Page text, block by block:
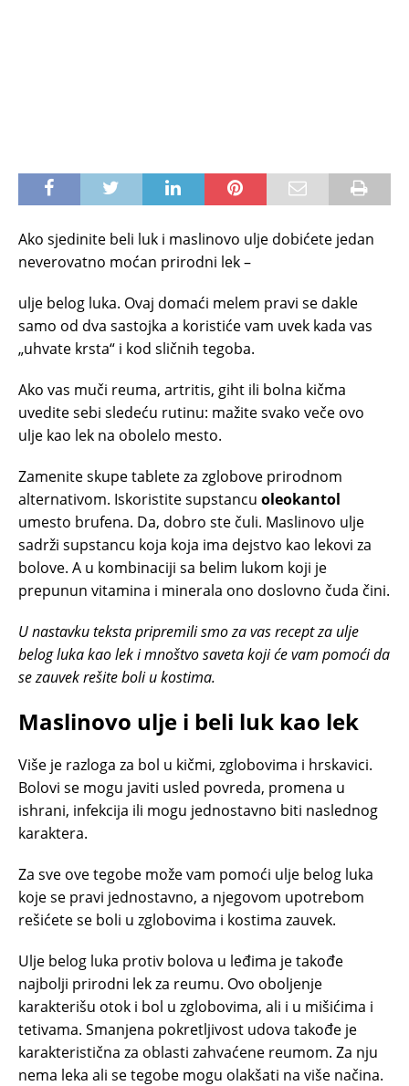
Ako sjedinite beli luk i maslinovo ulje dobićete jedan
neverovatno moćan prirodni lek –
ulje belog luka. Ovaj domaći melem pravi se dakle
samo od dva sastojka a koristiće vam uvek kada vas
„uhvate krsta“ i kod sličnih tegoba.
Ako vas muči reuma, artritis, giht ili bolna kičma
uvedite sebi sledeću rutinu: mažite svako veče ovo
ulje kao lek na obolelo mesto.
Zamenite skupe tablete za zglobove prirodnom
alternativom. Iskoristite supstancu oleokantol
umesto brufena. Da, dobro ste čuli. Maslinovo ulje
sadrži supstancu koja koja ima dejstvo kao lekovi za
bolove. A u kombinaciji sa belim lukom koji je
prepunun vitamina i minerala ono doslovno čuda čini.
U nastavku teksta pripremili smo za vas recept za ulje
belog luka kao lek i mnoštvo saveta koji će vam pomoći da
se zauvek rešite boli u kostima.
Maslinovo ulje i beli luk kao lek
Više je razloga za bol u kičmi, zglobovima i hrskavici.
Bolovi se mogu javiti usled povreda, promena u
ishrani, infekcija ili mogu jednostavno biti naslednog
karaktera.
Za sve ove tegobe može vam pomoći ulje belog luka
koje se pravi jednostavno, a njegovom upotrebom
rešićete se boli u zglobovima i kostima zauvek.
Ulje belog luka protiv bolova u leđima je takođe
najbolji prirodni lek za reumu. Ovo oboljenje
karakterišu otok i bol u zglobovima, ali i u mišićima i
tetivama. Smanjena pokretljivost udova takođe je
karakteristična za oblasti zahvaćene reumom. Za nju
nema leka ali se tegobe mogu olakšati na više načina.